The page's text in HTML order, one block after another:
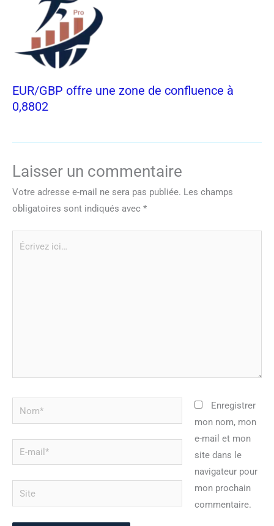
EUR/GBP offre une zone de confluence à
0,8802
Laisser un commentaire
Votre adresse e-mail ne sera pas publiée. Les champs
obligatoires sont indiqués avec *
Nom*
mail*
Site
Enregistrer
mon nom, mon
e-mail et mon
site dans le
navigateur pour
mon prochain
commentaire.